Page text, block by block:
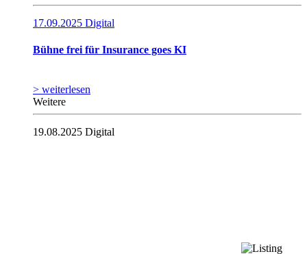
17.09.2025 Digital
Bühne frei für Insurance goes KI
> weiterlesen
Weitere
19.08.2025 Digital